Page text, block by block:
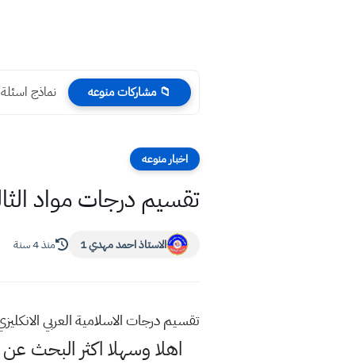
📁 مشاركات منوعه نماذج
اخبار منوعه
تقسيم درجات مواد
الاستاذ احمد مهدي 1 منذ 4 سنة
تقسيم درجات الاسلامية العربي الانكليزي
اهلا وسهلا اكثر البحث